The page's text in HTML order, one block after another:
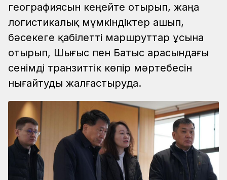
географиясын кеңейте отырып, жаңа
логистикалық мүмкіндіктер ашып,
бәсекеге қабілетті маршруттар ұсына
отырып, Шығыс пен Батыс арасындағы
сенімді транзиттік көпір мәртебесін
нығайтуды жалғастыруда.